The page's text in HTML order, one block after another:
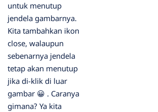
untuk menutup
jendela gambarnya.
Kita tambahkan ikon
close, walaupun
sebenarnya jendela
tetap akan menutup
jika di-klik di luar
gambar 😀 . Caranya
gimana? Ya kita